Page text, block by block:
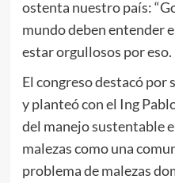
ostenta nuestro país:
mundo deben entender
estar orgullosos por eso.
El congreso destacó por
y planteó con el Ing
del manejo sustentable
malezas como una
problema de malezas